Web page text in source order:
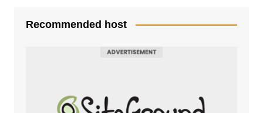
Recommended host